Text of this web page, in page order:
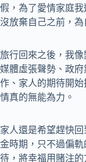
假，為了愛情家庭
沒放棄自己之前，為
旅行回來之後，我像
媒體虛張聲勢、政
作、家人的期待開
情真的無能為力。
家人還是希望趕快
金時期，只不過偏
待，將幸福用賭注